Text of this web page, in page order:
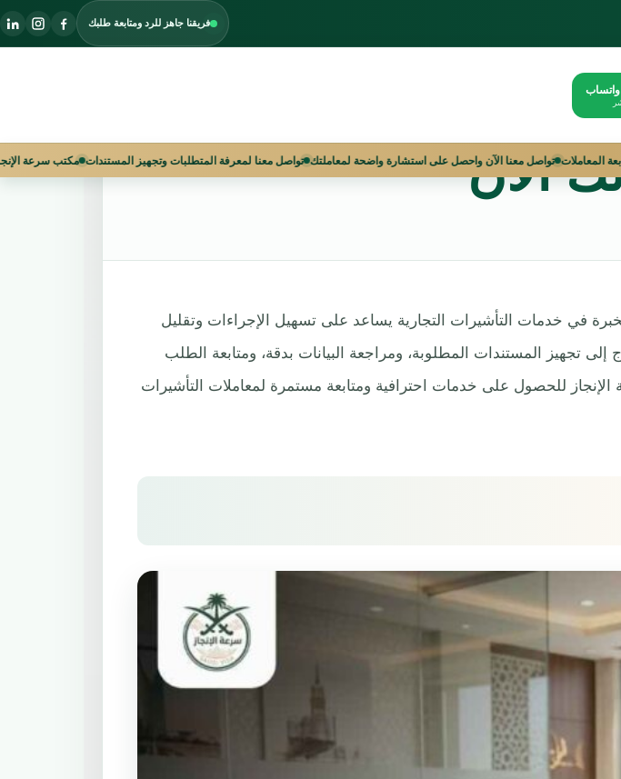
فريقنا جاهز للرد ومتابعة طلبك
والتصديقات ومتابعة المعاملات تواصل معنا الآن واحصل على استشارة واضحة لمعاملتك تواصل معنا لمعرفة المتطلبات وتجهيز
للسعودية | ابدأ
الآن
في خدمات التأشيرات التجارية يساعد على تسهيل الإجراءات وتقليل
تجهيز المستندات المطلوبة، ومراجعة البيانات بدقة، ومتابعة الطلب
للحصول على خدمات احترافية ومتابعة مستمرة لمعاملات التأشيرات